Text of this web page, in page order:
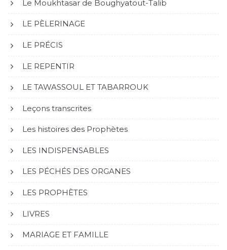
Le Moukhtasar de Boughyatout-Talib
LE PÈLERINAGE
LE PRÉCIS
LE REPENTIR
LE TAWASSOUL ET TABARROUK
Leçons transcrites
Les histoires des Prophètes
LES INDISPENSABLES
LES PÉCHÉS DES ORGANES
LES PROPHÈTES
LIVRES
MARIAGE ET FAMILLE